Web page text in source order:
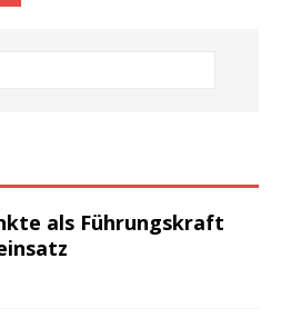
als Führungskraft